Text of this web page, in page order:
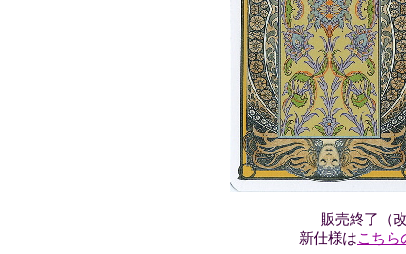
販売終了（
新仕様はこちら